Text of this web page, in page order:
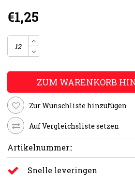
€1,25
ZUM WARENKORB
Zur Wunschliste hinzufügen
Auf Vergleichsliste setzen
Artikelnummer::
Snelle leveringen